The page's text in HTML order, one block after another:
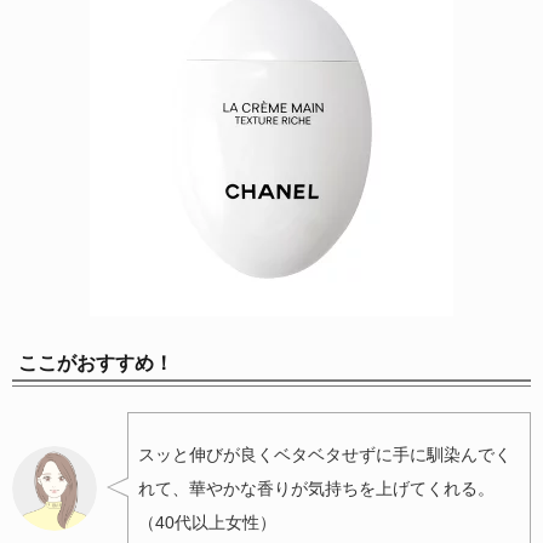
ここがおすすめ！
スッと伸びが良くベタベタせずに手に馴染んでく
れて、華やかな香りが気持ちを上げてくれる。
（40代以上女性）